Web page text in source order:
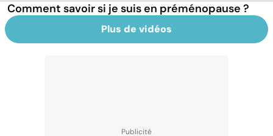
Comment savoir si je suis en préménopause ?
Plus de vidéos